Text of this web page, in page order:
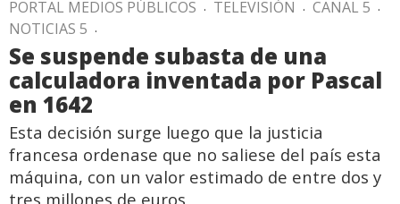
PORTAL MEDIOS PÚBLICOS . TELEVISIÓN . CANAL 5 .
NOTICIAS 5 .
Se suspende subasta de una
calculadora inventada por Pascal
en 1642
Esta decisión surge luego que la justicia
francesa ordenase que no saliese del país esta
máquina, con un valor estimado de entre dos y
tres millones de euros